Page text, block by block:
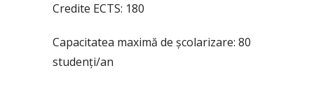
Credite ECTS: 180
Capacitatea maximă de școlarizare: 80
studenți/an